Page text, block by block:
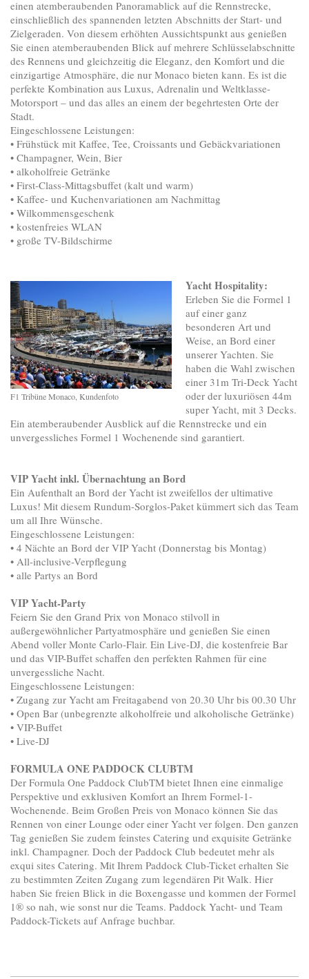
einen atemberaubenden Panoramablick auf die Rennstrecke,
einschließlich des spannenden letzten Abschnitts der Start- und
Zielgeraden. Von diesem erhöhten Aussichtspunkt aus genießen
Sie einen atemberaubenden Blick auf mehrere Schlüsselabschnitte
des Rennens und gleichzeitig die Eleganz, den Komfort und die
einzigartige Atmosphäre, die nur Monaco bieten kann. Es ist die
perfekte Kombination aus Luxus, Adrenalin und Weltklasse-
Motorsport – und das alles an einem der begehrtesten Orte der
Stadt.
Eingeschlossene Leistungen:
• Frühstück mit Kaffee, Tee, Croissants und Gebäckvariationen
• Champagner, Wein, Bier
• alkoholfreie Getränke
• First-Class-Mittagsbuffet (kalt und warm)
• Kaffee- und Kuchenvariationen am Nachmittag
• Wilkommensgeschenk
• kostenfreies WLAN
• große TV-Bildschirme
F1 Tribüne Monaco, Kundenfoto
Yacht Hospitality:
Erleben Sie die Formel 1
auf einer ganz
besonderen Art und
Weise, an Bord einer
unserer Yachten. Sie
haben die Wahl zwischen
einer 31m Tri-Deck Yacht
oder der luxuriösen 44m
super Yacht, mit 3 Decks.
Ein atemberaubender Ausblick auf die Rennstrecke und ein
unvergessliches Formel 1 Wochenende sind garantiert.
VIP Yacht inkl. Übernachtung an Bord
Ein Aufenthalt an Bord der Yacht ist zweifellos der ultimative
Luxus! Mit diesem Rundum-Sorglos-Paket kümmert sich das Team
um all Ihre Wünsche.
Eingeschlossene Leistungen:
• 4 Nächte an Bord der VIP Yacht (Donnerstag bis Montag)
• All-inclusive-Verpflegung
• alle Partys an Bord
VIP Yacht-Party
Feiern Sie den Grand Prix von Monaco stilvoll in
außergewöhnlicher Partyatmosphäre und genießen Sie einen
Abend voller Monte Carlo-Flair. Ein Live-DJ, die kostenfreie Bar
und das VIP-Buffet schaffen den perfekten Rahmen für eine
unvergessliche Nacht.
Eingeschlossene Leistungen:
• Zugang zur Yacht am Freitagabend von 20.30 Uhr bis 00.30 Uhr
• Open Bar (unbegrenzte alkoholfreie und alkoholische Getränke)
• VIP-Buffet
• Live-DJ
FORMULA ONE PADDOCK CLUBTM
Der Formula One Paddock ClubTM bietet Ihnen eine einmalige
Perspektive und exklusiven Komfort an Ihrem Formel-1-
Wochenende. Beim Großen Preis von Monaco können Sie das
Rennen von einer Lounge oder einer Yacht ver folgen. Den ganzen
Tag genießen Sie zudem feinstes Catering und exquisite Getränke
inkl. Champagner. Doch der Paddock Club bedeutet mehr als
exqui sites Catering. Mit Ihrem Paddock Club-Ticket erhalten Sie
zu bestimmten Zeiten Zugang zum legendären Pit Walk. Hier
haben Sie freien Blick in die Boxengasse und kommen der Formel
1® so nah, wie sonst nur die Teams. Paddock Yacht- und Team
Paddock-Tickets auf Anfrage buchbar.